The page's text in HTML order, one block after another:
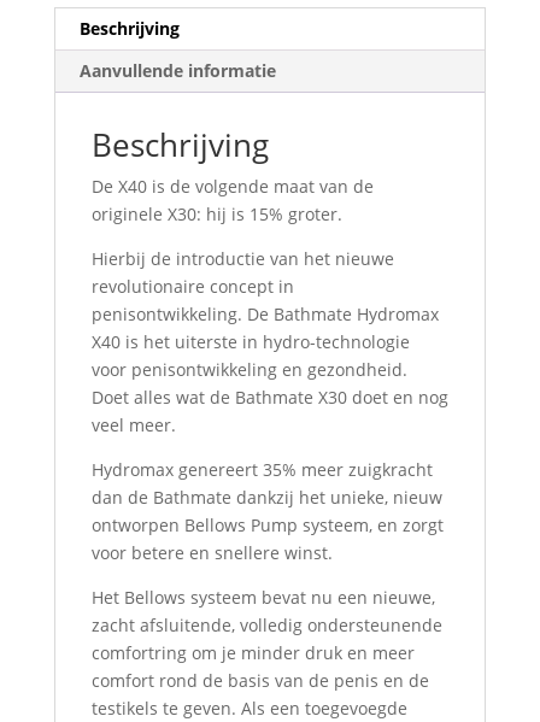
Beschrijving
Aanvullende informatie
Beschrijving
De X40 is de volgende maat van de
originele X30: hij is 15% groter.
Hierbij de introductie van het nieuwe
revolutionaire concept in
penisontwikkeling. De Bathmate Hydromax
X40 is het uiterste in hydro-technologie
voor penisontwikkeling en gezondheid.
Doet alles wat de Bathmate X30 doet en nog
veel meer.
Hydromax genereert 35% meer zuigkracht
dan de Bathmate dankzij het unieke, nieuw
ontworpen Bellows Pump systeem, en zorgt
voor betere en snellere winst.
Het Bellows systeem bevat nu een nieuwe,
zacht afsluitende, volledig ondersteunende
comfortring om je minder druk en meer
comfort rond de basis van de penis en de
testikels te geven. Als een toegevoegde